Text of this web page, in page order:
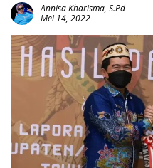
Annisa Kharisma, S.Pd
Mei 14, 2022